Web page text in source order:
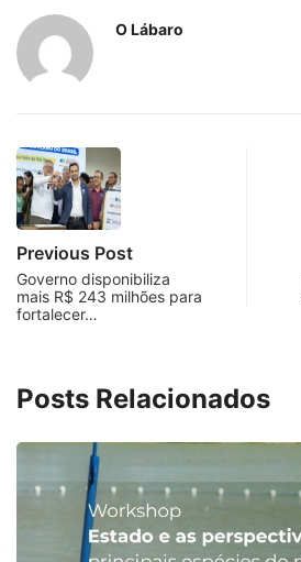
O Lábaro
Previous Post
Governo disponibiliza
mais R$ 243 milhões para
fortalecer…
Posts Relacionados